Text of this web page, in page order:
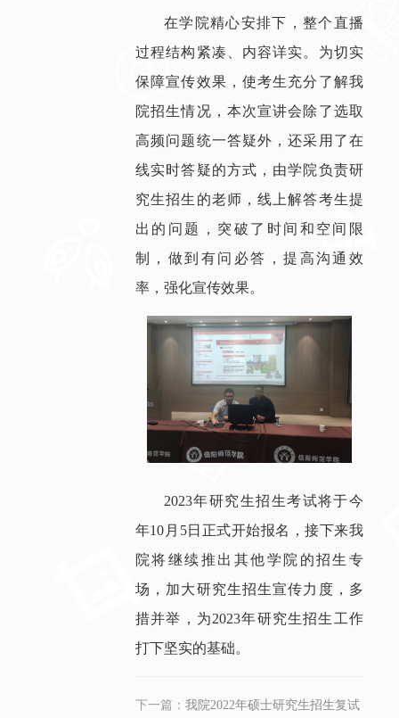
在学院精心安排下，整个直播
过程结构紧凑、内容详实。为切实
保障宣传效果，使考生充分了解我
院招生情况，本次宣讲会除了选取
高频问题统一答疑外，还采用了在
线实时答疑的方式，由学院负责研
究生招生的老师，线上解答考生提
出的问题，突破了时间和空间限
制，做到有问必答，提高沟通效
率，强化宣传效果。
2023年研究生招生考试将于今
年10月5日正式开始报名，接下来我
院将继续推出其他学院的招生专
场，加大研究生招生宣传力度，多
措并举，为2023年研究生招生工作
打下坚实的基础。
下一篇： 我院2022年硕士研究生招生复试